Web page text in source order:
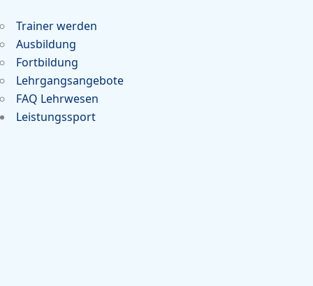
Trainer werden
Ausbildung
Fortbildung
Lehrgangsangebote
FAQ Lehrwesen
Leistungssport